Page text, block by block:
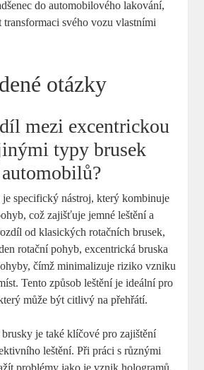
do automobilového lakování,
transformaci svého vozu vlastními
otázky
mezi excentrickou
typy brusek
specifický nástroj, který kombinuje
což zajišťuje jemné leštění a
od klasických rotačních brusek,
rotační pohyb, excentrická bruska
čímž minimalizuje riziko vzniku
Tento způsob leštění je ideální pro
může být citlivý na přehřátí.
je také klíčové pro zajištění
leštění. Při práci s různými